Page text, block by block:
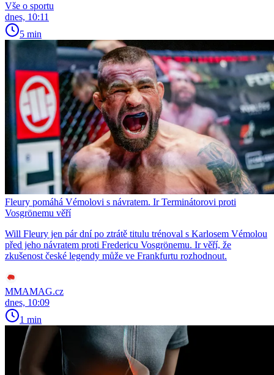
Vše o sportu
dnes, 10:11
5 min
Fleury pomáhá Vémolovi s návratem. Ir Terminátorovi proti
Vosgrönemu věří
Will Fleury jen pár dní po ztrátě titulu trénoval s Karlosem Vémolou
před jeho návratem proti Fredericu Vosgrönemu. Ir věří, že
zkušenost české legendy může ve Frankfurtu rozhodnout.
MMAMAG.cz
dnes, 10:09
1 min